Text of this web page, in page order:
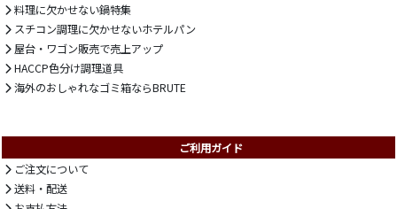
料理に欠かせない鍋特集
スチコン調理に欠かせないホテルパン
屋台・ワゴン販売で売上アップ
HACCP色分け調理道具
海外のおしゃれなゴミ箱ならBRUTE
ご利用ガイド
ご注文について
送料・配送